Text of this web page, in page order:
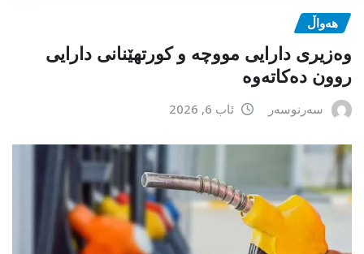
هەواڵ
وەزیری دارایی مووچە و کورتهێنانی دارایی
روون دەکاتەوە
سەرنوسەر ئاب 6, 2026